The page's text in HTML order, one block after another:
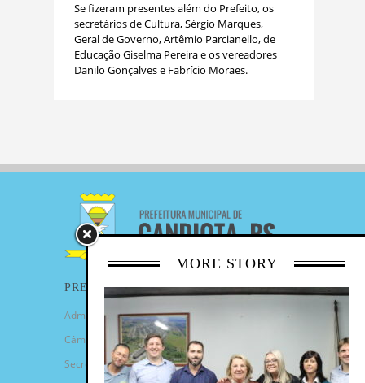
Se fizeram presentes além do Prefeito, os
secretários de Cultura, Sérgio Marques,
Geral de Governo, Artêmio Parcianello, de
Educação Giselma Pereira e os vereadores
Danilo Gonçalves e Fabrício Moraes.
MORE STORY
PREFEITURA
Administração Municipal
Câmara de Vereadores
Secretarias